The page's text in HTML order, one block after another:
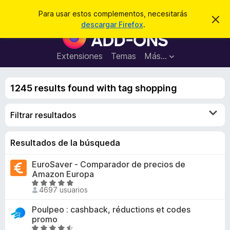
Para usar estos complementos, necesitarás
descargar Firefox.
I
r
a
v
B
u
s
c
d
e
o
e
Extensiones Temas Más...
Iniciar sesión
s
1245 results found with tag shopping
Filtrar resultados
Resultados de la búsqueda
EuroSaver - Comparador de precios de
Amazon Europa
S
e
v
a
l
4697 usuarios
Poulpeo : cashback, réductions et codes
promo